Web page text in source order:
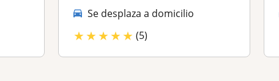
Se desplaza a domicilio
★★★★★ (5)